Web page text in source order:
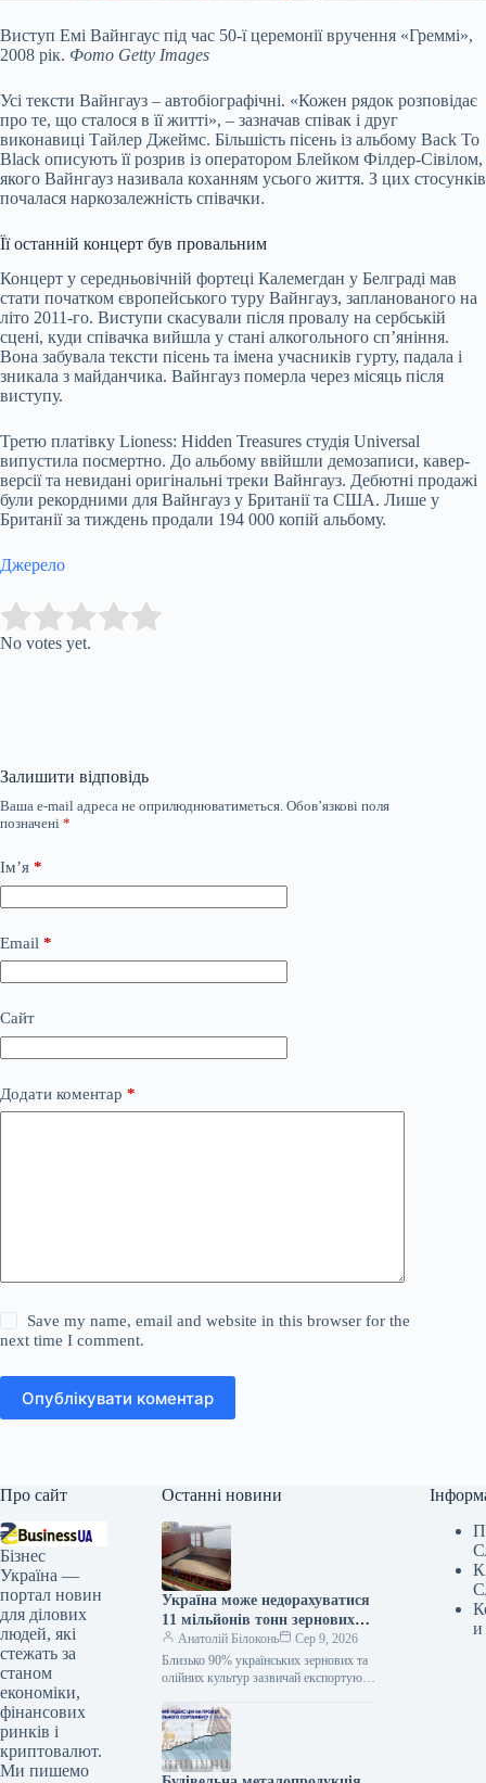
Виступ Емі Вайнгаус під час 50-ї церемонії вручення «Греммі»,
2008 рік. Фото Getty Images
Усі тексти Вайнгауз – автобіографічні. «Кожен рядок розповідає
про те, що сталося в її житті», – зазначав співак і друг
виконавиці Тайлер Джеймс. Більшість пісень із альбому Back To
Black описують її розрив із оператором Блейком Філдер-Сівілом,
якого Вайнгауз називала коханням усього життя. З цих стосунків
почалася наркозалежність співачки.
Її останній концерт був провальним
Концерт у середньовічній фортеці Калемегдан у Белграді мав
стати початком європейського туру Вайнгауз, запланованого на
літо 2011-го. Виступи скасували після провалу на сербській
сцені, куди співачка вийшла у стані алкогольного сп’яніння.
Вона забувала тексти пісень та імена учасників гурту, падала і
зникала з майданчика. Вайнгауз померла через місяць після
виступу.
Третю платівку Lioness: Hidden Treasures студія Universal
випустила посмертно. До альбому ввійшли демозаписи, кавер-
версії та невидані оригінальні треки Вайнгауз. Дебютні продажі
були рекордними для Вайнгауз у Британії та США. Лише у
Британії за тиждень продали 194 000 копій альбому.
Джерело
Rate this item:
No votes yet.
Залишити відповідь
Ваша e-mail адреса не оприлюднюватиметься. Обов’язкові поля
позначені *
Ім’я *
Email *
Сайт
Додати коментар *
Save my name, email and website in this browser for the
next time I comment.
Опублікувати коментар
Про сайт
Бізнес
Україна —
портал новин
для ділових
людей, які
стежать за
станом
економіки,
фінансових
ринків і
криптовалют.
Ми пишемо
Останні новини
Україна може недорахуватися
11 мільйонів тонн зернових
сховищ цієї осені
Анатолій Білоконь
Сер 9, 2026
Близько 90% українських зернових та
олійних культур зазвичай експортують
перебувають під обстрілом. Через
постійні…
и